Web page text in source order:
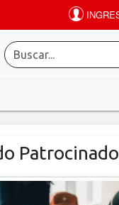
Patrocinado